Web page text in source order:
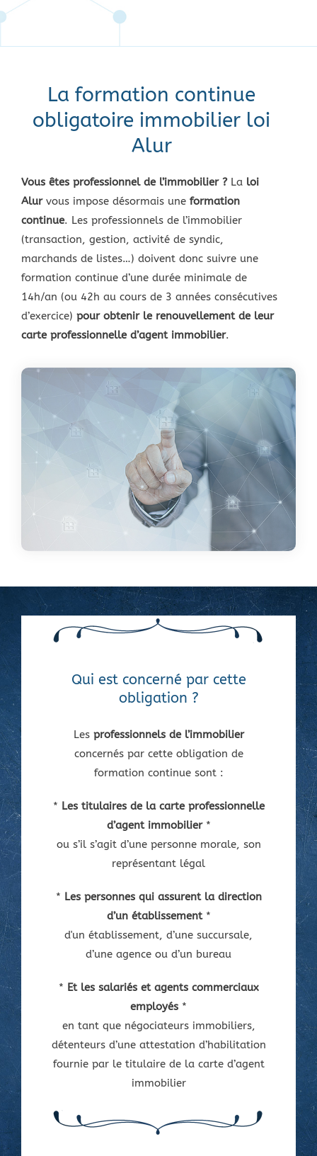
La formation continue
obligatoire immobilier loi
Alur
Vous êtes professionnel de l’immobilier ? La loi
Alurvous impose désormais une formation
continue. Les professionnels de l’immobilier
(transaction, gestion, activité de syndic,
marchands de listes…) doivent donc suivre une
formation continue d’une durée minimale de
14h/an (ou 42h au cours de 3 années consécutives
d’exercice) pour obtenir le renouvellement de leur
carte professionnelle d’agent immobilier.
Qui est concerné par cette
obligation ?
Les professionnels de l’immobilier
concernés par cette obligation de
formation continue sont :
* Les titulaires de la carte professionnelle
d’agent immobilier*
ou s’il s’agit d’une personne morale, son
représentant légal
* Les personnes qui assurent la direction
d’un établissement*
d'un établissement, d’une succursale,
d’une agence ou d’un bureau
* Et les salariés et agents commerciaux
employés *
en tant que négociateurs immobiliers,
détenteurs d’une attestation d’habilitation
fournie par le titulaire de la carte d’agent
immobilier